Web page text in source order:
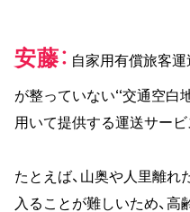
安藤 自家用有償旅客運
が整っていない“交通空白
用いて提供する運送サービ
たとえば、山奥や人里離れ
入ることが難しいため、